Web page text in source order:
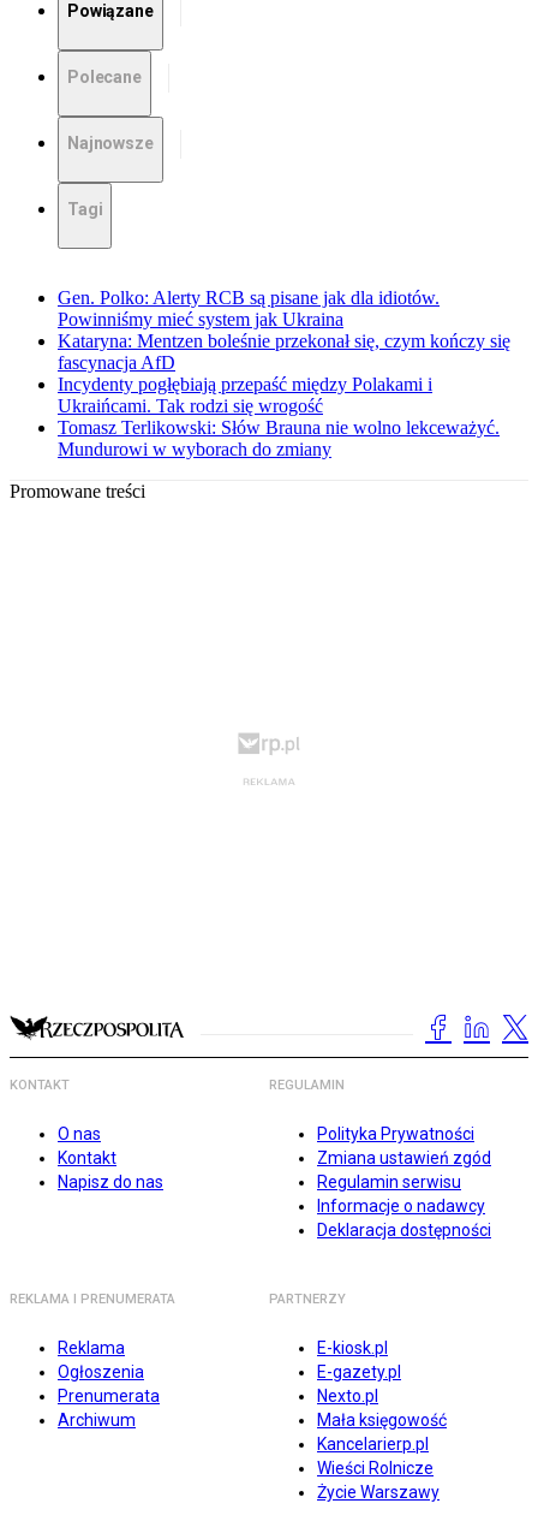
Powiązane
Polecane
Najnowsze
Tagi
Gen. Polko: Alerty RCB są pisane jak dla idiotów.
Powinniśmy mieć system jak Ukraina
Kataryna: Mentzen boleśnie przekonał się, czym kończy się
fascynacja AfD
Incydenty pogłębiają przepaść między Polakami i
Ukraińcami. Tak rodzi się wrogość
Tomasz Terlikowski: Słów Brauna nie wolno lekceważyć.
Mundurowi w wyborach do zmiany
Promowane treści
KONTAKT
O nas
Kontakt
Napisz do nas
REGULAMIN
Polityka Prywatności
Zmiana ustawień zgód
Regulamin serwisu
Informacje o nadawcy
Deklaracja dostępności
REKLAMA I PRENUMERATA
Reklama
Ogłoszenia
Prenumerata
Archiwum
PARTNERZY
E-kiosk.pl
E-gazety.pl
Nexto.pl
Mała księgowość
Kancelarierp.pl
Wieści Rolnicze
Życie Warszawy